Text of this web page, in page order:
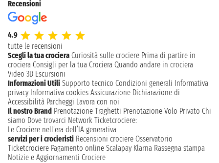
Recensioni
4.9
tutte le recensioni
Scegli la tua crociera Curiosità sulle crociere Prima di partire in
crociera Consigli per la tua Crociera Quando andare in crociera
Video 3D Escursioni
Informazioni Utili Supporto tecnico Condizioni generali Informativa
privacy Informativa cookies Assicurazione Dichiarazione di
Accessibilità Parcheggi Lavora con noi
Il nostro Brand Prenotazione Traghetti Prenotazione Volo Privato Chi
siamo Dove trovarci Network Ticketcrociere:
Le Crociere nell’era dell’IA generativa
servizi per i crocieristi Recensioni crociere Osservatorio
Ticketcrociere Pagamento online Scalapay Klarna Rassegna stampa
Notizie e Aggiornamenti Crociere